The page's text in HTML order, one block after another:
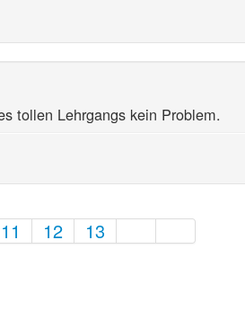
tollen Lehrgangs kein Problem.
11 12
13